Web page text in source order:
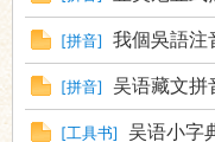
[拼音] 我個吳語注
[拼音] 吴语藏文拼
[工具书] 吴语小字